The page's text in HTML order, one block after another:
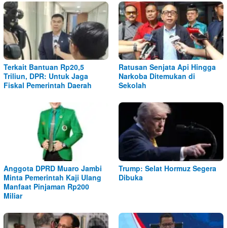
Terkait Bantuan Rp20,5
Triliun, DPR: Untuk Jaga
Fiskal Pemerintah Daerah
Ratusan Senjata Api Hingga
Narkoba Ditemukan di
Sekolah
Anggota DPRD Muaro Jambi
Minta Pemerintah Kaji Ulang
Manfaat Pinjaman Rp200
Miliar
Trump: Selat Hormuz Segera
Dibuka